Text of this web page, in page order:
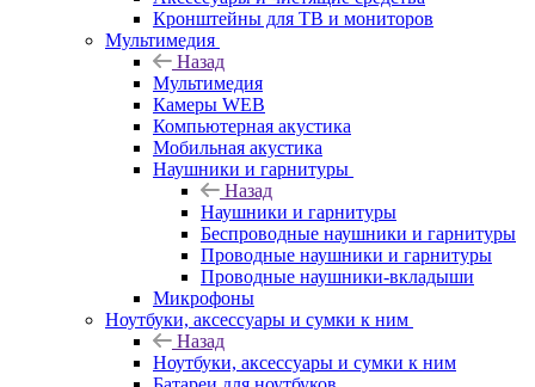
Кронштейны для ТВ и мониторов
Мультимедия
Назад
Мультимедия
Камеры WEB
Компьютерная акустика
Мобильная акустика
Наушники и гарнитуры
Назад
Наушники и гарнитуры
Беспроводные наушники и гарнитуры
Проводные наушники и гарнитуры
Проводные наушники-вкладыши
Микрофоны
Ноутбуки, аксессуары и сумки к ним
Назад
Ноутбуки, аксессуары и сумки к ним